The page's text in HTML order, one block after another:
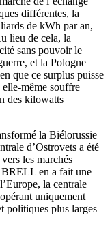
différentes, la
de kWh par an,
lieu de cela, la
sans pouvoir le
et la Pologne
que ce surplus puisse
elle-même souffre
des kilowatts
la Biélorussie
d’Ostrovets a été
les marchés
BRELL en a fait une
la centrale
uniquement
politiques plus larges